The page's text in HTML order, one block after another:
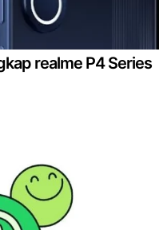
realme P4 Series